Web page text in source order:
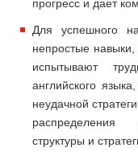
прогресс и дает
Для успешного
непростые
испытывают
английского
неудачной
распределения
структуры и